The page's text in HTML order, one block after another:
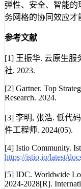
弹性、安全、智能的
务网格的协同效应才
参考文献
[1] 王振华. 云原生服
社. 2023.
[2] Gartner. Top
Research. 2024.
[3] 李明, 张浩. 低代
件工程师. 2024(05).
[4] Istio Community.
https://istio.io/latest/
[5] IDC. Worldwide
2024-2028[R].